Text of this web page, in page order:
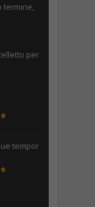
termine,
per
tempor